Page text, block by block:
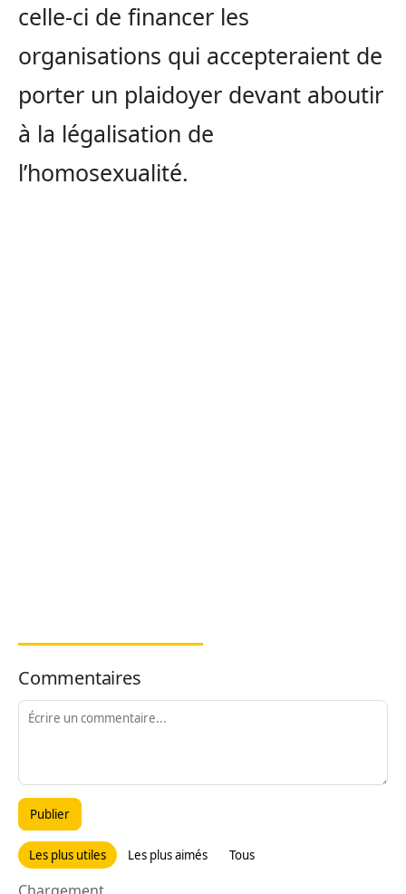
celle-ci de financer les
organisations qui accepteraient de
porter un plaidoyer devant aboutir
à la légalisation de
l’homosexualité.
Commentaires
Publier
Les plus utiles Les plus aimés Tous